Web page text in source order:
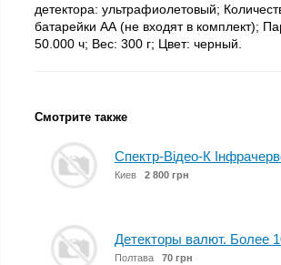
детектора: ультрафиолетовый;
батарейки АА (не входят в комплект);
50.000 ч; Вес: 300 г; Цвет: черный.
Смотрите также
Спектр-Відео-К
Киев 2 800 грн
Детекторы валют. Более
Полтава 70 грн